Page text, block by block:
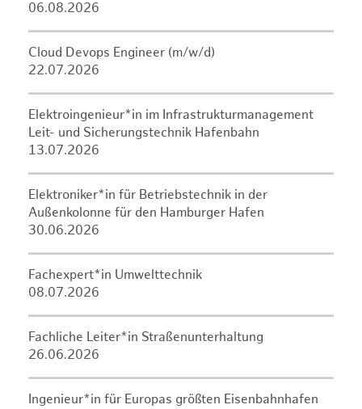
06.08.2026
Cloud Devops Engineer (m/w/d)
22.07.2026
Elektroingenieur*in im Infrastrukturmanagement
Leit- und Sicherungstechnik Hafenbahn
13.07.2026
Elektroniker*in für Betriebstechnik in der
Außenkolonne für den Hamburger Hafen
30.06.2026
Fachexpert*in Umwelttechnik
08.07.2026
Fachliche Leiter*in Straßenunterhaltung
26.06.2026
Ingenieur*in für Europas größten Eisenbahnhafen